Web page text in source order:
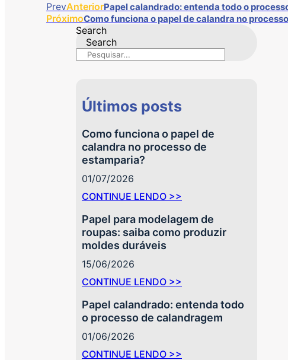
PrevAnteriorPapel calandrado: entenda todo o
PróximoComo funciona o papel de calandra no
Search
Search
Últimos posts
Como funciona o papel de
calandra no processo de
estamparia?
01/07/2026
CONTINUE LENDO >>
Papel para modelagem de
roupas: saiba como produzir
moldes duráveis
15/06/2026
CONTINUE LENDO >>
Papel calandrado: entenda todo
o processo de calandragem
01/06/2026
CONTINUE LENDO >>